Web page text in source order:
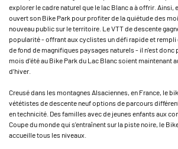
explorer le cadre naturel que le lac Blanc a à offrir. Ainsi,
ouvert son Bike Park pour profiter de la quiétude des
nouveau public sur le territoire. Le VTT de descente
popularité - offrant aux cyclistes un défi rapide et rempli
de fond de magnifiques paysages naturels - il n'est donc
mois d'été au Bike Park du Lac Blanc soient maintenant
d’hiver.
Creusé dans les montagnes Alsaciennes, en France, le
vététistes de descente neuf options de parcours
en technicité. Des familles avec de jeunes enfants aux
Coupe du monde qui s'entraînent sur la piste noire, le
accueille tous les niveaux.